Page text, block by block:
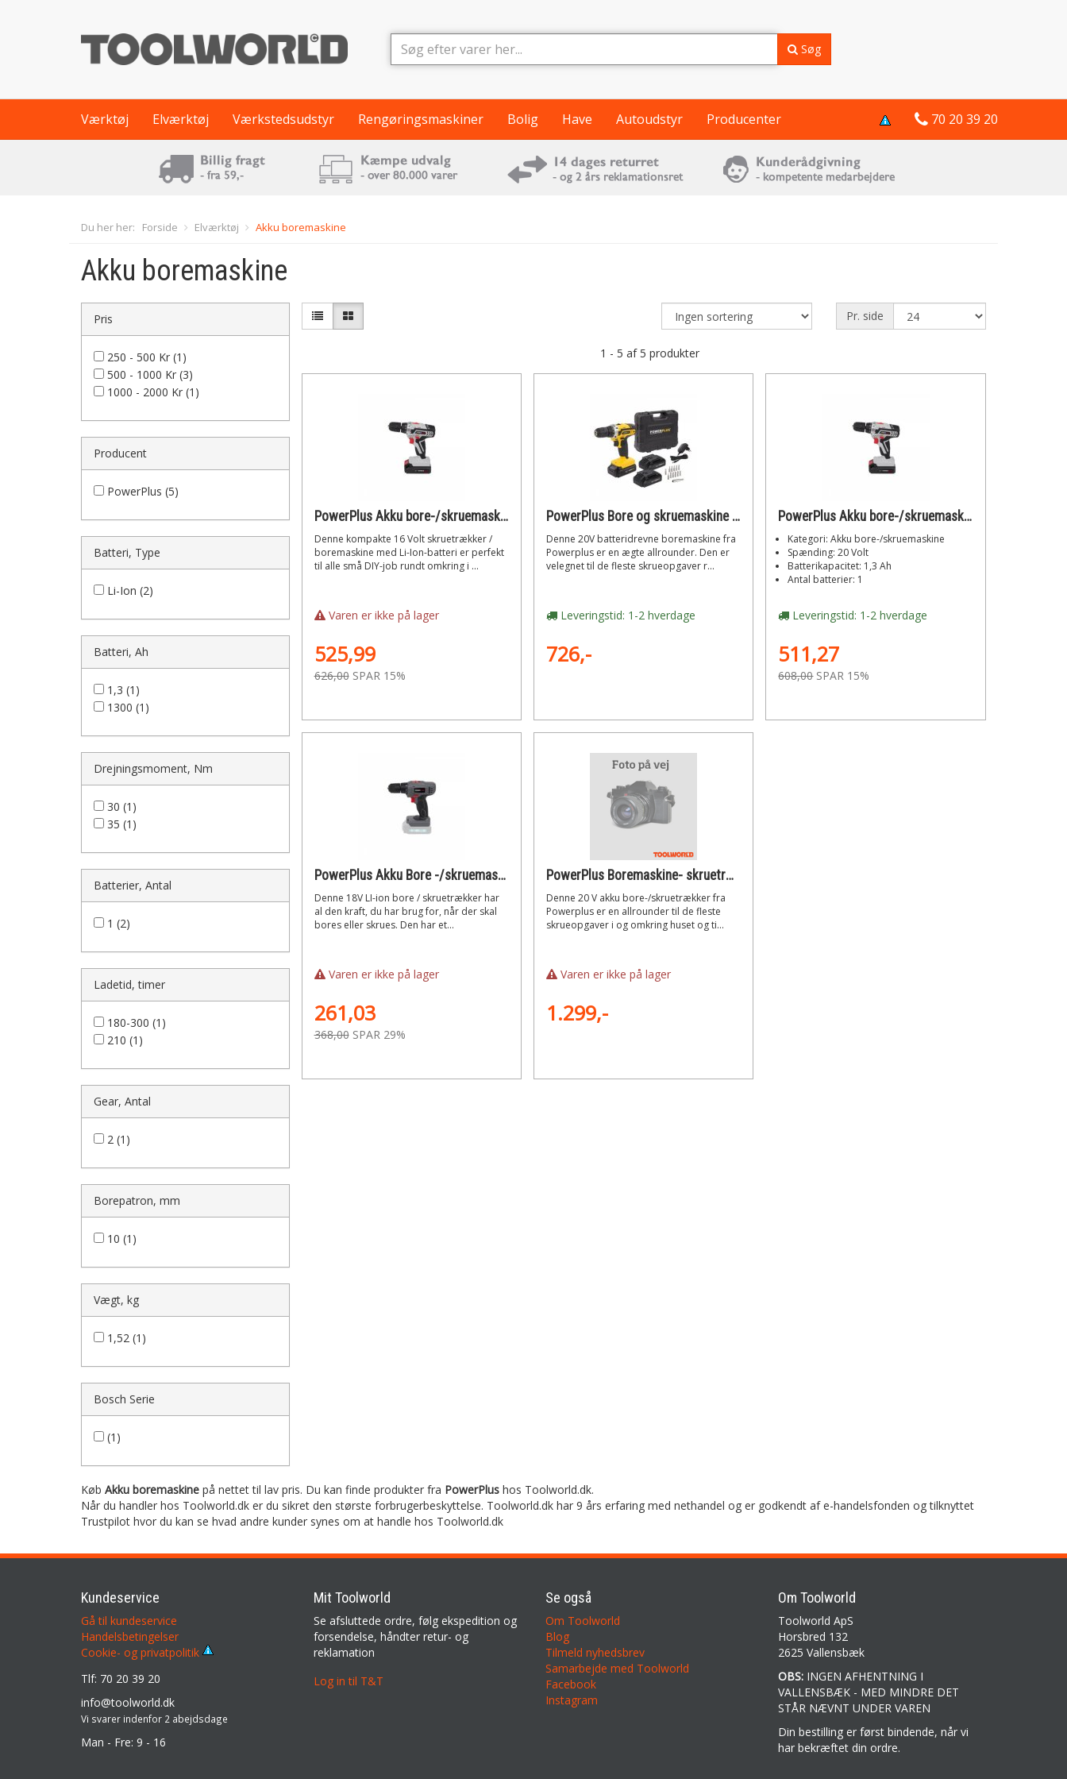
Søg
Værktøj Elværktøj Værkstedsudstyr Rengøringsmaskiner Bolig Have Autoudstyr Producenter 70 20 39 20
Du her her: Forside Elværktøj Akku boremaskine
Akku boremaskine
Pris
250 - 500 Kr (1)
500 - 1000 Kr (3)
1000 - 2000 Kr (1)
Producent
PowerPlus (5)
Batteri, Type
Li-Ion (2)
Batteri, Ah
1,3 (1)
1300 (1)
Drejningsmoment, Nm
30 (1)
35 (1)
Batterier, Antal
1 (2)
Ladetid, timer
180-300 (1)
210 (1)
Gear, Antal
2 (1)
Borepatron, mm
10 (1)
Vægt, kg
1,52 (1)
Bosch Serie
(1)
Pr. side
1 - 5 af 5 produkter
PowerPlus Akku bore-/skruemaskine 16 V LI-ION
Denne kompakte 16 Volt skruetrækker /
boremaskine med Li-Ion-batteri er perfekt
til alle små DIY-job rundt omkring i ...
Varen er ikke på lager
525,99
626,00 SPAR 15%
PowerPlus Bore og skruemaskine med 3 batterier 20V
Denne 20V batteridrevne boremaskine fra
Powerplus er en ægte allrounder. Den er
velegnet til de fleste skrueopgaver r...
Leveringstid: 1-2 hverdage
726,-
PowerPlus Akku bore-/skruemaskine 20 V LI-ION
Kategori: Akku bore-/skruemaskine
Spænding: 20 Volt
Batterikapacitet: 1,3 Ah
Antal batterier: 1
Leveringstid: 1-2 hverdage
511,27
608,00 SPAR 15%
PowerPlus Akku Bore -/skruemaskine 18 Volt (Uden batteri)
Denne 18V LI-ion bore / skruetrækker har
al den kraft, du har brug for, når der skal
bores eller skrues. Den har et...
Varen er ikke på lager
261,03
368,00 SPAR 29%
PowerPlus Boremaskine- skruetrækker 20V
Denne 20 V akku bore-/skruetrækker fra
Powerplus er en allrounder til de fleste
skrueopgaver i og omkring huset og ti...
Varen er ikke på lager
1.299,-
Køb Akku boremaskine på nettet til lav pris. Du kan finde produkter fra PowerPlus hos Toolworld.dk.
Når du handler hos Toolworld.dk er du sikret den største forbrugerbeskyttelse. Toolworld.dk har 9 års erfaring med nethandel og er godkendt af e-handelsfonden og tilknyttet
Trustpilot hvor du kan se hvad andre kunder synes om at handle hos Toolworld.dk
Kundeservice
Gå til kundeservice
Handelsbetingelser
Cookie- og privatpolitik
Tlf: 70 20 39 20
info@toolworld.dk
Vi svarer indenfor 2 abejdsdage
Man - Fre: 9 - 16
Mit Toolworld
Se afsluttede ordre, følg ekspedition og
forsendelse, håndter retur- og
reklamation
Log in til T&T
Se også
Om Toolworld
Blog
Tilmeld nyhedsbrev
Samarbejde med Toolworld
Facebook
Instagram
Om Toolworld
Toolworld ApS
Horsbred 132
2625 Vallensbæk
OBS:INGEN AFHENTNING I
VALLENSBÆK - MED MINDRE DET
STÅR NÆVNT UNDER VAREN
Din bestilling er først bindende, når vi
har bekræftet din ordre.